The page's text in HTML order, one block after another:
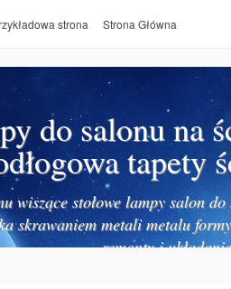
strona Strona Główna
do salonu na
tapety
wiszące stołowe lampy salon
skrawaniem metali metalu
remonty i